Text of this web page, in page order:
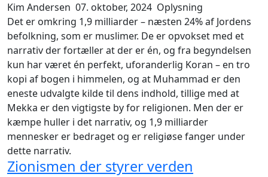
Kim Andersen 07. oktober, 2024 Oplysning
Det er omkring 1,9 milliarder – næsten 24% af Jordens
befolkning, som er muslimer. De er opvokset med et
narrativ der fortæller at der er én, og fra begyndelsen
kun har været én perfekt, uforanderlig Koran – en tro
kopi af bogen i himmelen, og at Muhammad er den
eneste udvalgte kilde til dens indhold, tillige med at
Mekka er den vigtigste by for religionen. Men der er
kæmpe huller i det narrativ, og 1,9 milliarder
mennesker er bedraget og er religiøse fanger under
dette narrativ.
Zionismen der styrer verden